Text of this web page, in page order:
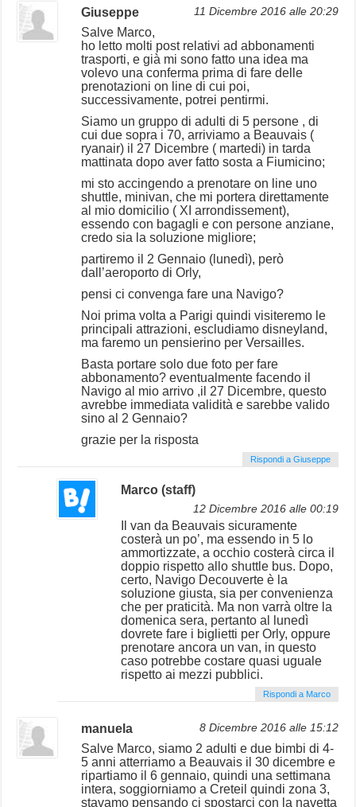
Giuseppe 11 Dicembre 2016 alle 20:29
Salve Marco,
ho letto molti post relativi ad abbonamenti
trasporti, e già mi sono fatto una idea ma
volevo una conferma prima di fare delle
prenotazioni on line di cui poi,
successivamente, potrei pentirmi.
Siamo un gruppo di adulti di 5 persone , di
cui due sopra i 70, arriviamo a Beauvais (
ryanair) il 27 Dicembre ( martedi) in tarda
mattinata dopo aver fatto sosta a Fiumicino;
mi sto accingendo a prenotare on line uno
shuttle, minivan, che mi portera direttamente
al mio domicilio ( XI arrondissement),
essendo con bagagli e con persone anziane,
credo sia la soluzione migliore;
partiremo il 2 Gennaio (lunedì), però
dall’aeroporto di Orly,
pensi ci convenga fare una Navigo?
Noi prima volta a Parigi quindi visiteremo le
principali attrazioni, escludiamo disneyland,
ma faremo un pensierino per Versailles.
Basta portare solo due foto per fare
abbonamento? eventualmente facendo il
Navigo al mio arrivo ,il 27 Dicembre, questo
avrebbe immediata validità e sarebbe valido
sino al 2 Gennaio?
grazie per la risposta
Rispondi a Giuseppe
Marco (staff)
12 Dicembre 2016 alle 00:19
Il van da Beauvais sicuramente
costerà un po’, ma essendo in 5 lo
ammortizzate, a occhio costerà circa il
doppio rispetto allo shuttle bus. Dopo,
certo, Navigo Decouverte è la
soluzione giusta, sia per convenienza
che per praticità. Ma non varrà oltre la
domenica sera, pertanto al lunedì
dovrete fare i biglietti per Orly, oppure
prenotare ancora un van, in questo
caso potrebbe costare quasi uguale
rispetto ai mezzi pubblici.
Rispondi a Marco
manuela 8 Dicembre 2016 alle 15:12
Salve Marco, siamo 2 adulti e due bimbi di 4-
5 anni atterriamo a Beauvais il 30 dicembre e
ripartiamo il 6 gennaio, quindi una settimana
intera, soggiorniamo a Creteil quindi zona 3,
stavamo pensando ci spostarci con la navetta